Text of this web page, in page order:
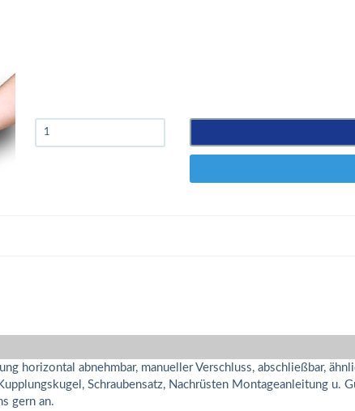
horizontal abnehmbar, manueller Verschluss, abschließbar,
Schraubensatz, Nachrüsten Montageanleitung u.
gern an.